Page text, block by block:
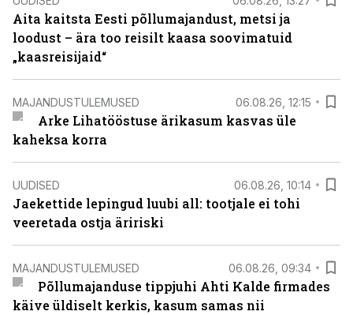
Aita kaitsta Eesti põllumajandust, metsi ja
loodust – ära too reisilt kaasa soovimatuid
„kaasreisijaid“
MAJANDUSTULEMUSED 06.08.26, 12:15
Arke Lihatööstuse ärikasum kasvas üle
kaheksa korra
UUDISED 06.08.26, 10:14
Jaekettide lepingud luubi all: tootjale ei tohi
veeretada ostja äririski
MAJANDUSTULEMUSED 06.08.26, 09:34
Põllumajanduse tippjuhi Ahti Kalde firmades
käive üldiselt kerkis, kasum samas nii